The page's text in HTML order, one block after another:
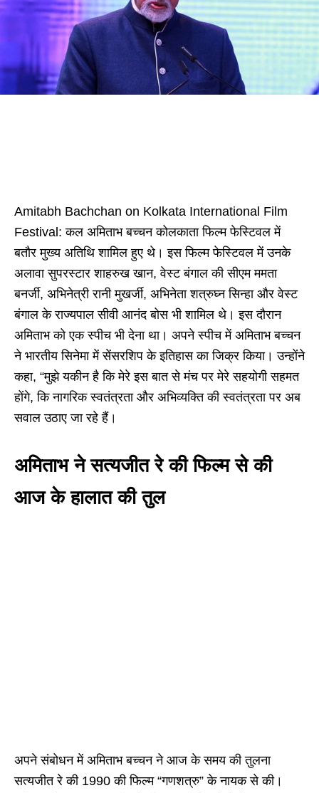
Amitabh Bachchan on Kolkata International Film
Festival: कल अमिताभ बच्चन कोलकाता फिल्म फेस्टिवल में
बतौर मुख्य अतिथि शामिल हुए थे। इस फिल्म फेस्टिवल में उनके
अलावा सुपरस्टार शाहरुख खान, वेस्ट बंगाल की सीएम ममता
बनर्जी, अभिनेत्री रानी मुखर्जी, अभिनेता शत्रुघ्न सिन्हा और वेस्ट
बंगाल के राज्यपाल सीवी आनंद बोस भी शामिल थे। इस दौरान
अमिताभ को एक स्पीच भी देना था। अपने स्पीच में अमिताभ बच्चन
ने भारतीय सिनेमा में सेंसरशिप के इतिहास का जिक्र किया। उन्होंने
कहा, “मुझे यकीन है कि मेरे इस बात से मंच पर मेरे सहयोगी सहमत
होंगे, कि नागरिक स्वतंत्रता और अभिव्यक्ति की स्वतंत्रता पर अब
सवाल उठाए जा रहे हैं।
अमिताभ ने सत्यजीत रे की फिल्म से की
आज के हालात की तुल
अपने संबोधन में अमिताभ बच्चन ने आज के समय की तुलना
सत्यजीत रे की 1990 की फिल्म “गणशत्रु” के नायक से की।